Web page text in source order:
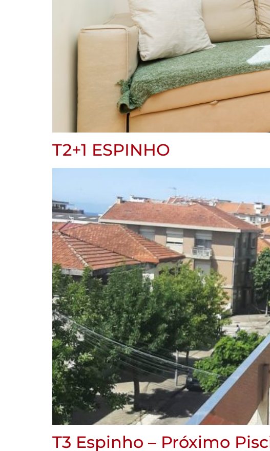
T2+1 ESPINHO
T3 Espinho – Próximo